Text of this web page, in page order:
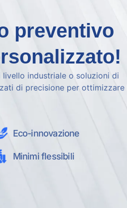
preventivo
industriale o soluzioni di
di precisione per ottimizzare
Eco-innovazione
Minimi flessibili